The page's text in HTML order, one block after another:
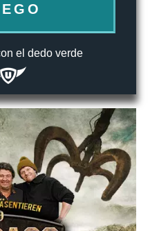
el dedo verde